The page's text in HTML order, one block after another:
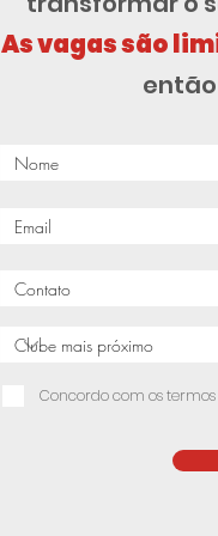
As vagas são
Concordo com os